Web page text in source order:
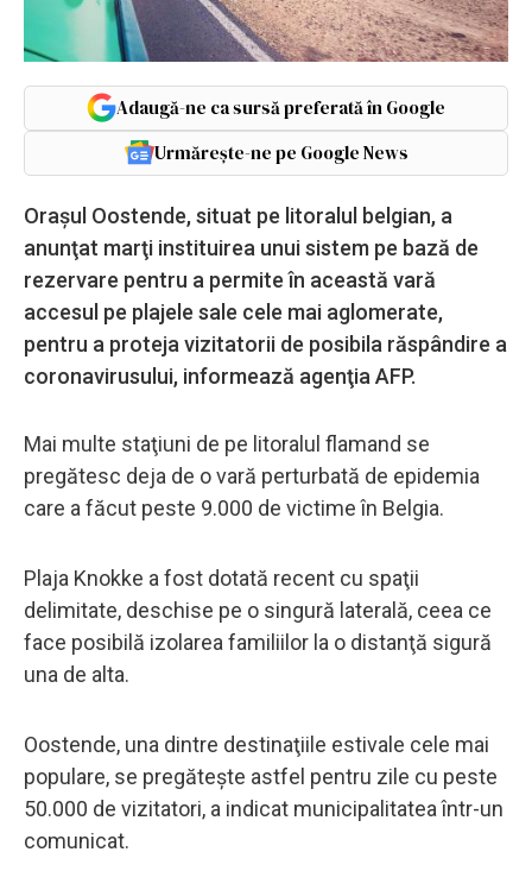
Adaugă-ne ca sursă preferată în Google
Urmărește-ne pe Google News
Oraşul Oostende, situat pe litoralul belgian, a
anunţat marţi instituirea unui sistem pe bază de
rezervare pentru a permite în această vară
accesul pe plajele sale cele mai aglomerate,
pentru a proteja vizitatorii de posibila răspândire a
coronavirusului, informează agenţia AFP.
Mai multe staţiuni de pe litoralul flamand se
pregătesc deja de o vară perturbată de epidemia
care a făcut peste 9.000 de victime în Belgia.
Plaja Knokke a fost dotată recent cu spaţii
delimitate, deschise pe o singură laterală, ceea ce
face posibilă izolarea familiilor la o distanţă sigură
una de alta.
Oostende, una dintre destinaţiile estivale cele mai
populare, se pregăteşte astfel pentru zile cu peste
50.000 de vizitatori, a indicat municipalitatea într-un
comunicat.